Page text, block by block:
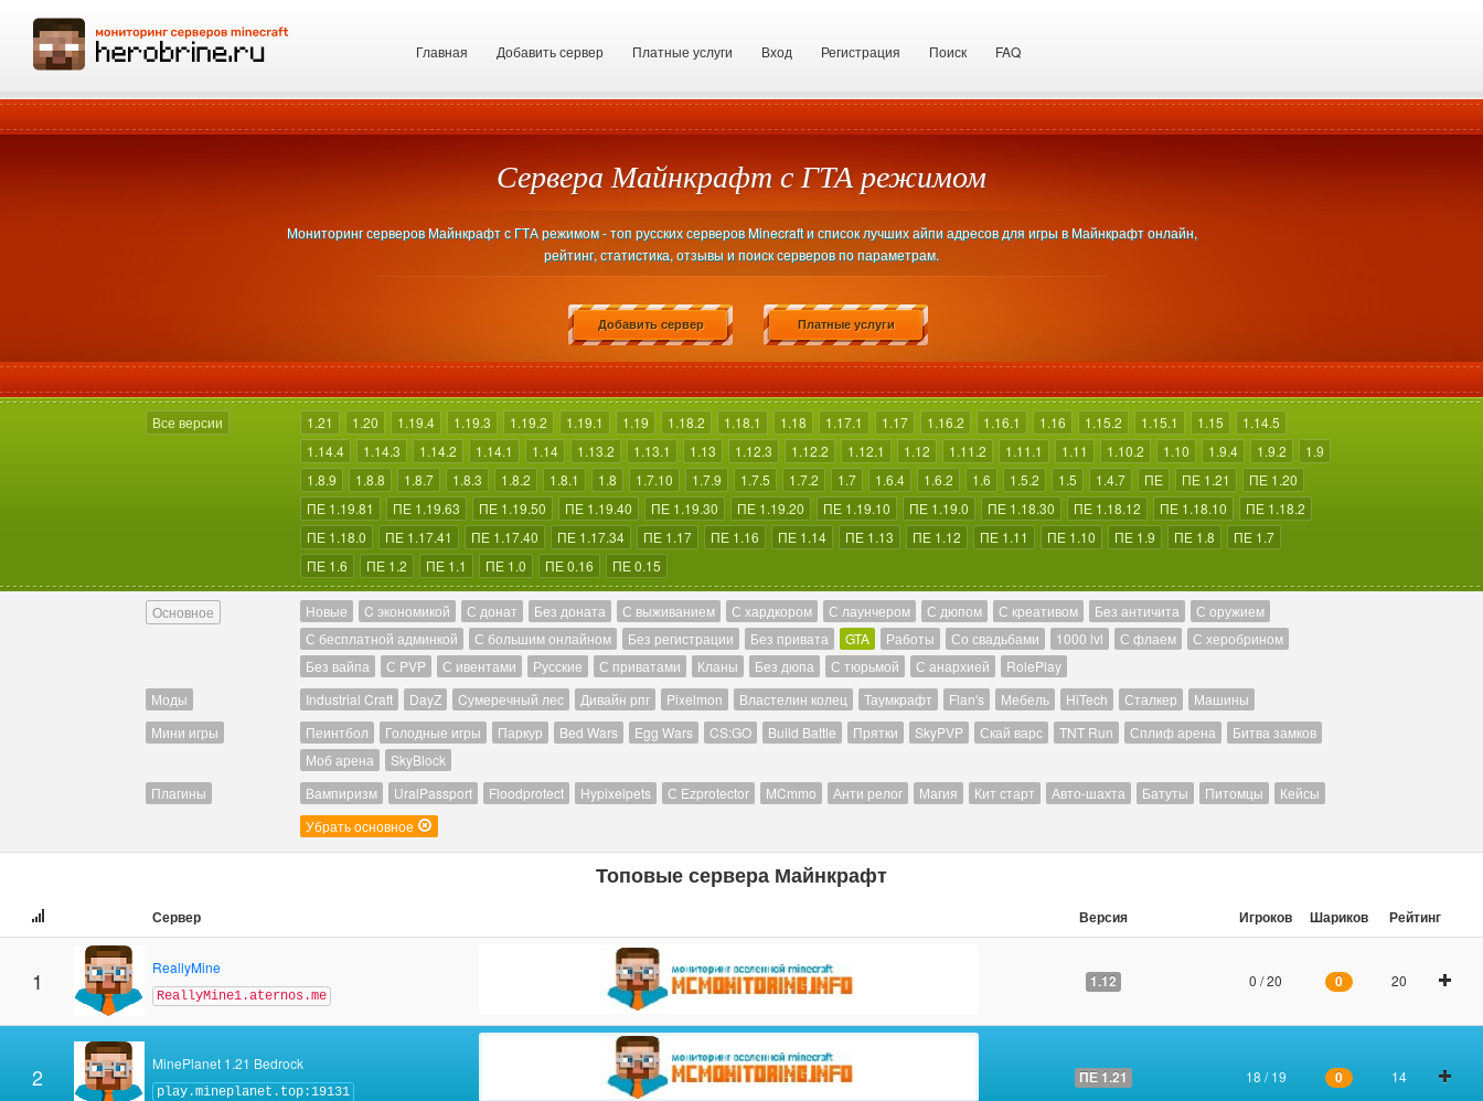
Главная Добавить сервер Платные услуги Вход Регистрация Поиск FAQ
Сервера Майнкрафт с ГТА режимом
Мониторинг серверов Майнкрафт с ГТА режимом - топ русских серверов Minecraft и список лучших айпи адресов для игры в Майнкрафт онлайн,
рейтинг, статистика, отзывы и поиск серверов по параметрам.
Добавить сервер Платные услуги
Все версии 1.21 1.20 1.19.4 1.19.3 1.19.2 1.19.1 1.19 1.18.2 1.18.1 1.18 1.17.1 1.17 1.16.2 1.16.1 1.16 1.15.2 1.15.1 1.15
1.14.5
1.14.4
1.14.3 1.14.2 1.14.1 1.14 1.13.2 1.13.1 1.13 1.12.3 1.12.2 1.12.1 1.12 1.11.2 1.11.1 1.11 1.10.2 1.10 1.9.4 1.9.2
1.9
1.8.9
1.8.8 1.8.7 1.8.3 1.8.2 1.8.1 1.8 1.7.10 1.7.9 1.7.5 1.7.2 1.7 1.6.4 1.6.2 1.6 1.5.2 1.5 1.4.7 ПЕ ПЕ 1.21
ПЕ 1.20
ПЕ 1.19.81
ПЕ 1.19.63 ПЕ 1.19.50 ПЕ 1.19.40 ПЕ 1.19.30 ПЕ 1.19.20 ПЕ 1.19.10 ПЕ 1.19.0 ПЕ 1.18.30 ПЕ 1.18.12 ПЕ 1.18.10
ПЕ 1.18.2
ПЕ 1.18.0
ПЕ 1.17.41 ПЕ 1.17.40 ПЕ 1.17.34 ПЕ 1.17 ПЕ 1.16 ПЕ 1.14 ПЕ 1.13 ПЕ 1.12 ПЕ 1.11 ПЕ 1.10 ПЕ 1.9 ПЕ 1.8
ПЕ 1.7
ПЕ 1.6
ПЕ 1.2 ПЕ 1.1 ПЕ 1.0 ПЕ 0.16 ПЕ 0.15
Основное Новые C экономикой С донат Без доната С выживанием С хардкором С лаунчером С дюпом С креативом Без античита
С оружием
С бесплатной админкой
С большим онлайном Без регистрации Без привата GTA Работы Со свадьбами 1000 lvl С флаем
С херобрином
Без вайпа
С PVP С ивентами Русские С приватами Кланы Без дюпа С тюрьмой С анархией
RolePlay
Моды
Industrial Craft DayZ Cумеречный лес Дивайн рпг Pixelmon Властелин колец Таумкрафт Flan's Мебель HiTech Сталкер
Машины
Мини игры
Пеинтбол Голодные игры Паркур Bed Wars Egg Wars CS:GO Build Battle Прятки SkyPVP Скай варс TNT Run Сплиф арена
Битва замков
Моб арена
SkyBlock
Плагины
Вампиризм UralPassport Floodprotect Hypixelpets С Ezprotector MCmmo Анти релог Магия Кит старт Авто-шахта Батуты Питомцы
Кейсы
Убрать основное
Топовые сервера Майнкрафт
Сервер Версия Игроков Шариков Рейтинг
1 ReallyMine
ReallyMine1.aternos.me
1.12 0 / 20 0 20
2 MinePlanet 1.21 Bedrock
play.mineplanet.top:19131
ПЕ 1.21 18 / 19 0 14